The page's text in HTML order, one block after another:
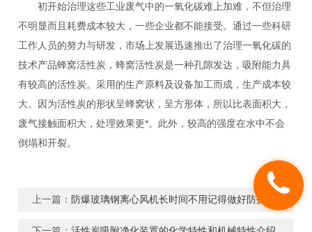
初开始治理这些工业废气中的一氧化碳难上加难，不但治理
不明显而且耗费成本较大，一些企业都不能接受。通过一些科研
工作人员的努力与研发，市场上发展迅速推出了治理一氧化碳的
技术产品蜂窝活性炭，蜂窝活性炭是一种孔隙发达，吸附能力具
有较高的活性炭。采用的生产原料及设备加工而成，生产成本较
大。因为活性炭的形状呈蜂窝状，呈方形体，所以比表面积大，
废气接触面积大，处理效果更*。此外，较高的强度在水中不会
倒塌和开裂。
上一篇： 防爆玻璃钢离心风机长时间不用记得做好防护措施